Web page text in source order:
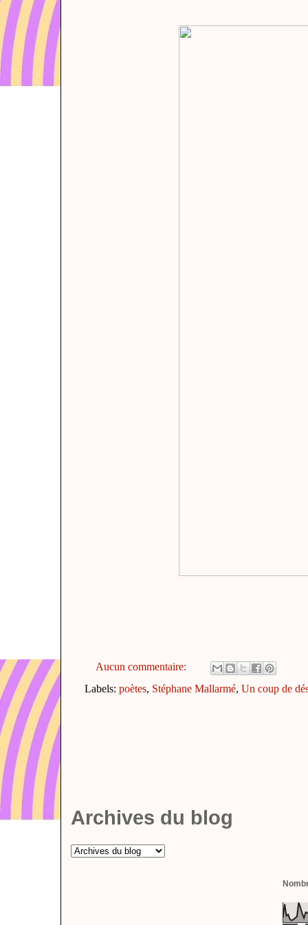
Aucun commentaire:
Labels: poètes, Stéphane Mallarmé, Un coup de
Archives du blog